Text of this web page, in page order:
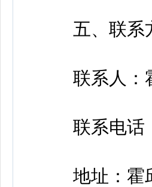
五、联系
联系人：霍
联系电话
地址：霍邱